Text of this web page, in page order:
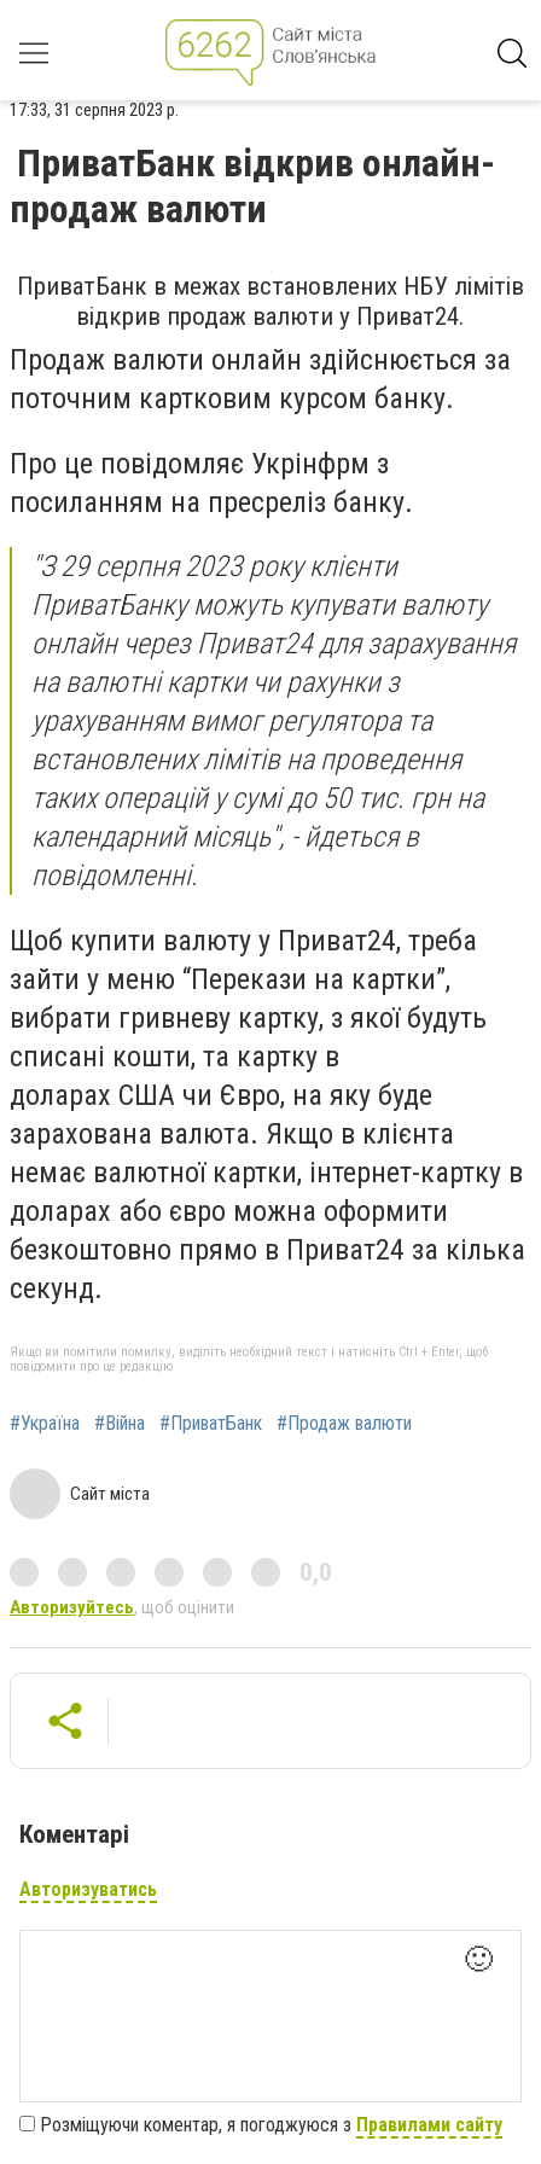
17:33, 31 серпня 2023 р.
ПриватБанк відкрив онлайн-
продаж валюти
ПриватБанк в межах встановлених НБУ лімітів
відкрив продаж валюти у Приват24.
Продаж валюти онлайн здійснюється за
поточним картковим курсом банку.
Про це повідомляє Укрінфрм з
посиланням на пресреліз банку.
"З 29 серпня 2023 року клієнти
ПриватБанку можуть купувати валюту
онлайн через Приват24 для зарахування
на валютні картки чи рахунки з
урахуванням вимог регулятора та
встановлених лімітів на проведення
таких операцій у сумі до 50 тис. грн на
календарний місяць", - йдеться в
повідомленні.
Щоб купити валюту у Приват24, треба
зайти у меню “Перекази на картки”,
вибрати гривневу картку, з якої будуть
списані кошти, та картку в
доларах США чи Євро, на яку буде
зарахована валюта. Якщо в клієнта
немає валютної картки, інтернет-картку в
доларах або євро можна оформити
безкоштовно прямо в Приват24 за кілька
секунд.
Якщо ви помітили помилку, виділіть необхідний текст і натисніть Ctrl + Enter, щоб
повідомити про це редакцію
#Україна #Війна #ПриватБанк #Продаж валюти
Сайт міста
0,0
Авторизуйтесь, щоб оцінити
Коментарі
Авторизуватись
🙂
Розміщуючи коментар, я погоджуюся з Правилами сайту